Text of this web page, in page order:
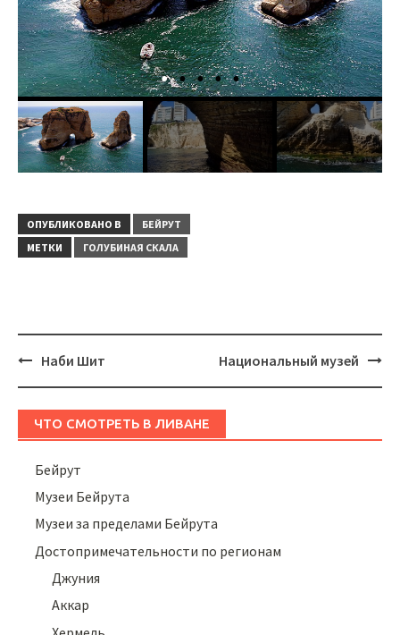
ОПУБЛИКОВАНО В
БЕЙРУТ
МЕТКИ
ГОЛУБИНАЯ СКАЛА
Навигация
Наби Шит Национальный музей
ЧТО СМОТРЕТЬ В ЛИВАНЕ
Бейрут
Музеи Бейрута
Музеи за пределами Бейрута
Достопримечательности по регионам
Джуния
Аккар